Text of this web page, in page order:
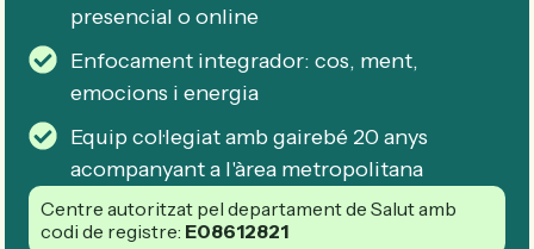
presencial o online
Enfocament integrador: cos, ment,
emocions i energia
Equip col·legiat amb gairebé 20 anys
acompanyant a l'àrea metropolitana
Centre autoritzat pel departament de Salut amb
codi de registre: E08612821